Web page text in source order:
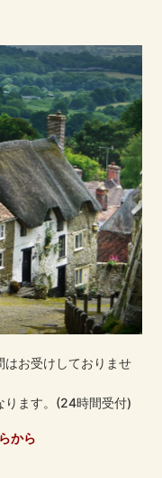
はお受けしておりませ
さい。
ります。(24時間受付)
から